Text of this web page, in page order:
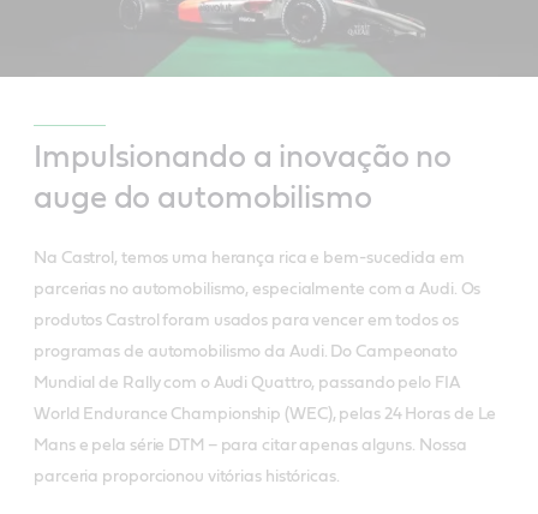
Impulsionando a inovação no
auge do automobilismo
Na Castrol, temos uma herança rica e bem-sucedida em
parcerias no automobilismo, especialmente com a Audi. Os
produtos Castrol foram usados para vencer em todos os
programas de automobilismo da Audi. Do Campeonato
Mundial de Rally com o Audi Quattro, passando pelo FIA
World Endurance Championship (WEC), pelas 24 Horas de Le
Mans e pela série DTM – para citar apenas alguns. Nossa
parceria proporcionou vitórias históricas.